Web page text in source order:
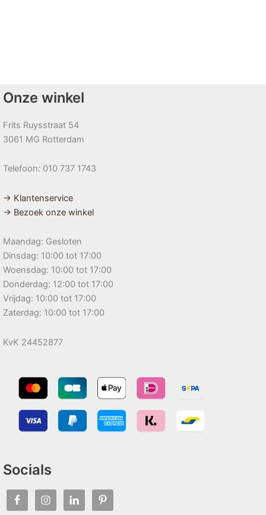
Onze winkel
Frits Ruysstraat 54
3061 MG Rotterdam
Telefoon: 010 737 1743
→ Klantenservice
→ Bezoek onze winkel
Maandag: Gesloten
Dinsdag: 10:00 tot 17:00
Woensdag: 10:00 tot 17:00
Donderdag: 12:00 tot 17:00
Vrijdag: 10:00 tot 17:00
Zaterdag: 10:00 tot 17:00
KvK 24452877
Socials